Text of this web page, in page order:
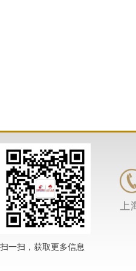
扫一扫，获取更多信息